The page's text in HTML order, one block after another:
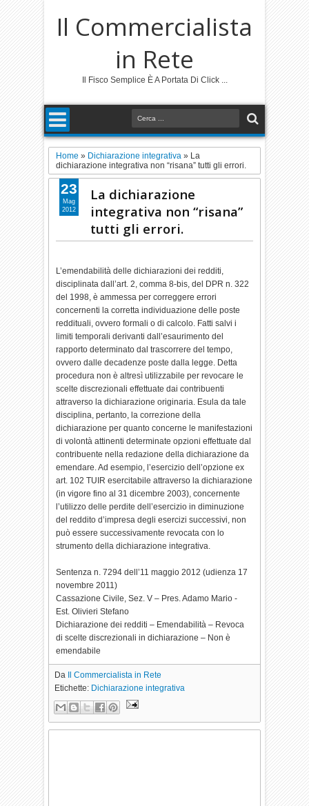
Il Commercialista
in Rete
Il Fisco Semplice È A Portata Di Click ...
Home » Dichiarazione integrativa » La
dichiarazione integrativa non “risana” tutti gli errori.
La dichiarazione
integrativa non “risana”
tutti gli errori.
L’emendabilità delle dichiarazioni dei redditi,
disciplinata dall’art. 2, comma 8-bis, del DPR n. 322
del 1998, è ammessa per correggere errori
concernenti la corretta individuazione delle poste
reddituali, ovvero formali o di calcolo. Fatti salvi i
limiti temporali derivanti dall’esaurimento del
rapporto determinato dal trascorrere del tempo,
ovvero dalle decadenze poste dalla legge. Detta
procedura non è altresì utilizzabile per revocare le
scelte discrezionali effettuate dai contribuenti
attraverso la dichiarazione originaria. Esula da tale
disciplina, pertanto, la correzione della
dichiarazione per quanto concerne le manifestazioni
di volontà attinenti determinate opzioni effettuate dal
contribuente nella redazione della dichiarazione da
emendare. Ad esempio, l’esercizio dell’opzione ex
art. 102 TUIR esercitabile attraverso la dichiarazione
(in vigore fino al 31 dicembre 2003), concernente
l’utilizzo delle perdite dell’esercizio in diminuzione
del reddito d’impresa degli esercizi successivi, non
può essere successivamente revocata con lo
strumento della dichiarazione integrativa.
Sentenza n. 7294 dell’11 maggio 2012 (udienza 17
novembre 2011)
Cassazione Civile, Sez. V – Pres. Adamo Mario -
Est. Olivieri Stefano
Dichiarazione dei redditi – Emendabilità – Revoca
di scelte discrezionali in dichiarazione – Non è
emendabile
23
Mag
2012
Da
Il Commercialista in Rete
Etichette: Dichiarazione integrativa